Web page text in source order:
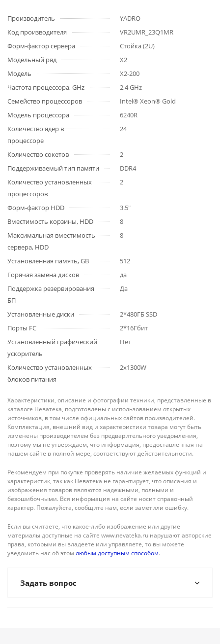
Производитель
YADRO
Код производителя
VR2UMR_23Q1MR
Форм-фактор сервера
Стойка (2U)
Модельный ряд
X2
Модель
X2-200
Частота процессора, GHz
2,4 GHz
Семейство процессоров
Intel® Xeon® Gold
Модель процессора
6240R
Количество ядер в
процессоре
24
Количество сокетов
2
Поддерживаемый тип памяти
DDR4
Количество установленных
процессоров
2
Форм-фактор HDD
3.5"
Вместимость корзины, HDD
8
Максимальная вместимость
сервера, HDD
8
Установленная память, GB
512
Горячая замена дисков
да
Поддержка резервирования
БП
Да
Установленные диски
2*480ГБ SSD
Порты FC
2*16Гбит
Установленный графический
ускоритель
Нет
Количество установленных
блоков питания
2х1300W
Характеристики, описание и фотографии техники, представленные в
каталоге Неватека, подготовлены с использованием открытых
источников, в том числе официальных сайтов производителей.
Комплектация, внешний вид и характеристики товара могут быть
изменены производителем без предварительного уведомления,
поэтому мы не утверждаем, что информация, предоставленная на
нашем сайте в полной мере, соответствуют действительности.
Рекомендуем при покупке проверять наличие желаемых функций и
характеристик, так как Неватека не гарантирует, что описания и
изображения товаров являются надежными, полными и
безошибочными. Вся информация на сайте носит справочный
характер. Пожалуйста, сообщите нам, если заметили ошибку.
Если вы считаете, что какое-либо изображение или другие
материалы доступные на сайте www.nevateka.ru нарушают авторские
права, которыми вы владеете или управляете, то вы можете
уведомить нас об этом любым доступным способом.
Задать вопрос